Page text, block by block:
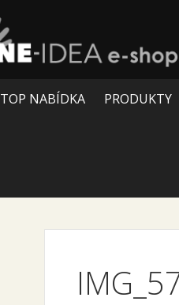
TOP NABÍDKA PRODUKTY